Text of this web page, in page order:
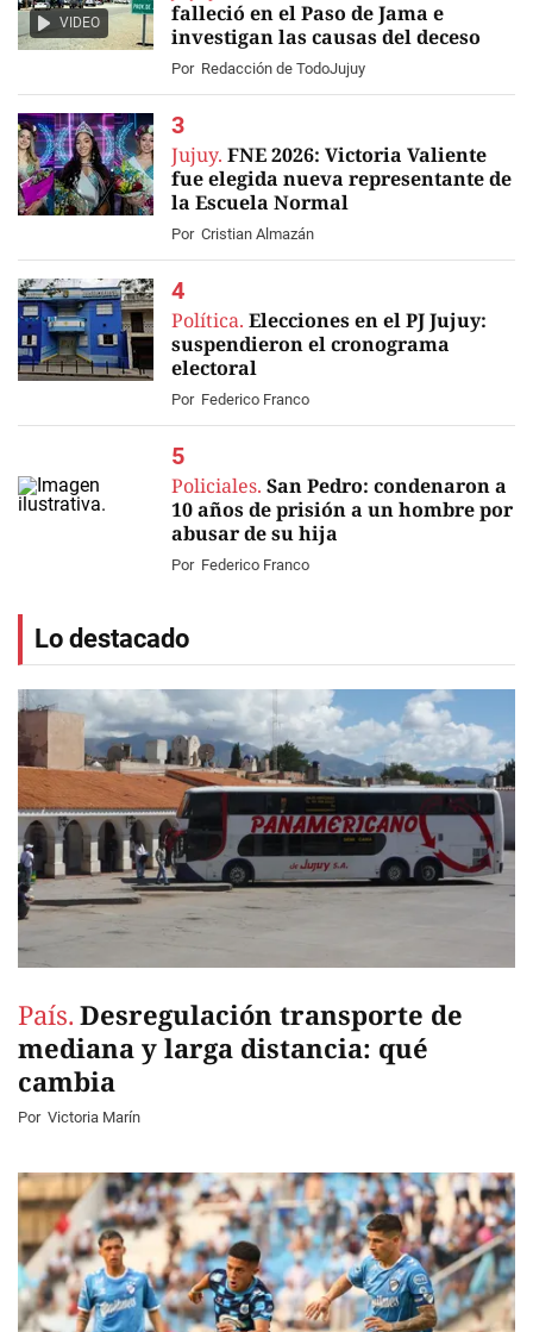
VIDEO
falleció en el Paso de Jama e
investigan las causas del deceso
Por Redacción de TodoJujuy
Jujuy. FNE 2026: Victoria Valiente
fue elegida nueva representante de
la Escuela Normal
Por Cristian Almazán
Política. Elecciones en el PJ Jujuy:
suspendieron el cronograma
electoral
Por Federico Franco
Policiales. San Pedro: condenaron a
10 años de prisión a un hombre por
abusar de su hija
Por Federico Franco
Lo destacado
País. Desregulación transporte de
mediana y larga distancia: qué
cambia
Por Victoria Marín